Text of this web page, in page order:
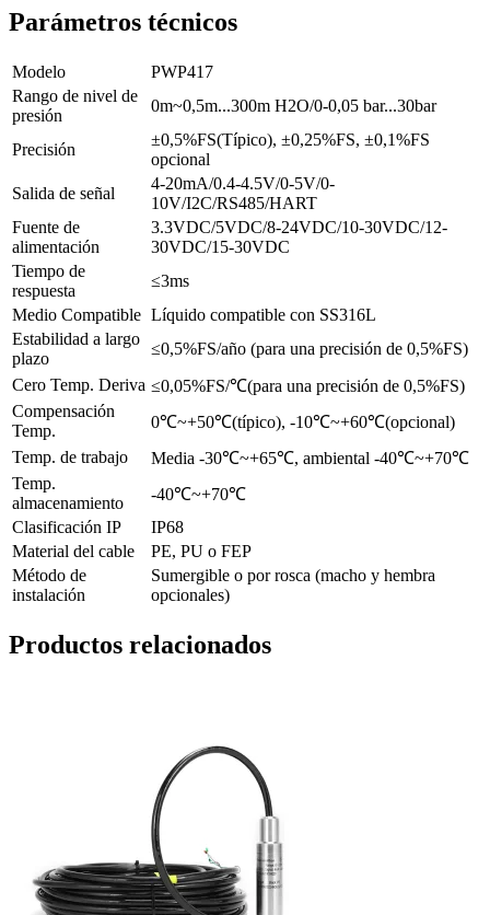
Parámetros técnicos
Modelo
PWP417
Rango de nivel de
presión
0m~0,5m...300m H2O/0-0,05 bar...30bar
Precisión
±0,5%FS(Típico), ±0,25%FS, ±0,1%FS
opcional
Salida de señal
4-20mA/0.4-4.5V/0-5V/0-
10V/I2C/RS485/HART
Fuente de
alimentación
3.3VDC/5VDC/8-24VDC/10-30VDC/12-
30VDC/15-30VDC
Tiempo de
respuesta
≤3ms
Medio Compatible Líquido compatible con SS316L
Estabilidad a largo
plazo
≤0,5%FS/año (para una precisión de 0,5%FS)
Cero Temp. Deriva ≤0,05%FS/℃(para una precisión de 0,5%FS)
Compensación
Temp.
0℃~+50℃(típico), -10℃~+60℃(opcional)
Temp. de trabajo
Media -30℃~+65℃, ambiental -40℃~+70℃
Temp.
almacenamiento
-40℃~+70℃
Clasificación IP
IP68
Material del cable
PE, PU o FEP
Método de
instalación
Sumergible o por rosca (macho y hembra
opcionales)
Productos relacionados